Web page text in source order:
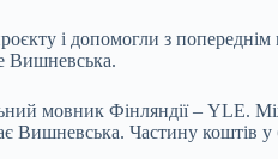
і допомогли з
Вишневська.
мовник Фінляндії – YLE.
Вишневська. Частину коштів